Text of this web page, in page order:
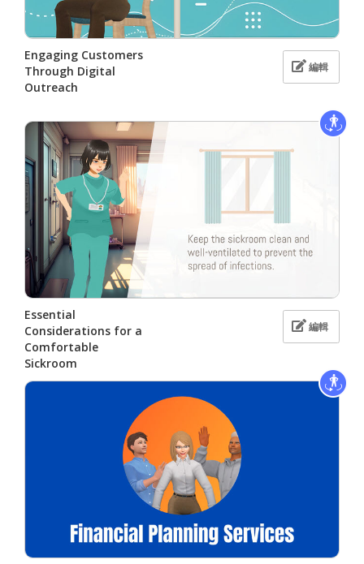
Engaging Customers
Through Digital
Outreach
編輯
Essential
Considerations for a
Comfortable
Sickroom
編輯